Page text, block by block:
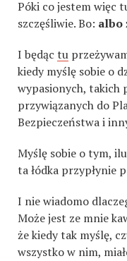
Póki co jestem więc
szczęśliwie. Bo: albo
I będąc tu
kiedy myślę sobie o
wypasionych, takich
przywiązanych do
Bezpieczeństwa i
Myślę sobie o tym,
ta łódka przypłynie
I nie wiadomo
Może jest ze mnie
że kiedy tak myślę,
wszystko w nim,